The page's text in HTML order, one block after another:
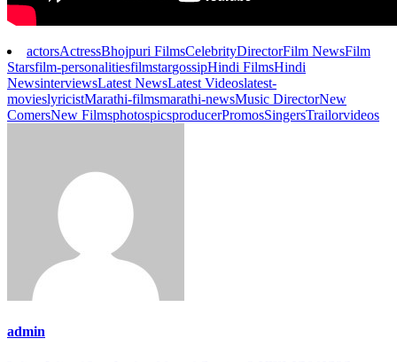
actorsActressBhojpuri FilmsCelebrityDirectorFilm NewsFilm
Starsfilm-personalitiesfilmstargossipHindi FilmsHindi
NewsinterviewsLatest NewsLatest Videoslatest-
movieslyricistMarathi-filmsmarathi-newsMusic DirectorNew
ComersNew FilmsphotospicsproducerPromosSingersTrailorvideos
admin